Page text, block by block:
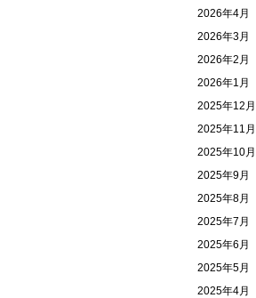
2026年4月
2026年3月
2026年2月
2026年1月
2025年12月
2025年11月
2025年10月
2025年9月
2025年8月
2025年7月
2025年6月
2025年5月
2025年4月